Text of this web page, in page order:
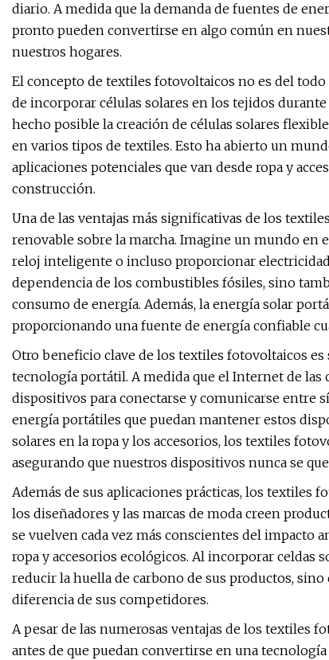
diario. A medida que la demanda de fuentes de
pronto pueden convertirse en algo común en
nuestros hogares.
El concepto de textiles fotovoltaicos no es del
de incorporar células solares en los tejidos
hecho posible la creación de células solares
en varios tipos de textiles. Esto ha abierto un
aplicaciones potenciales que van desde ropa y
construcción.
Una de las ventajas más significativas de los
renovable sobre la marcha. Imagine un mundo en
reloj inteligente o incluso proporcionar
dependencia de los combustibles fósiles, sino
consumo de energía. Además, la energía solar
proporcionando una fuente de energía confiable
Otro beneficio clave de los textiles fotovoltaicos
tecnología portátil. A medida que el Internet de las
dispositivos para conectarse y comunicarse entre
energía portátiles que puedan mantener estos
solares en la ropa y los accesorios, los textiles
asegurando que nuestros dispositivos nunca se
Además de sus aplicaciones prácticas, los textiles
los diseñadores y las marcas de moda creen
se vuelven cada vez más conscientes del impacto
ropa y accesorios ecológicos. Al incorporar celdas
reducir la huella de carbono de sus productos,
diferencia de sus competidores.
A pesar de las numerosas ventajas de los textiles
antes de que puedan convertirse en una